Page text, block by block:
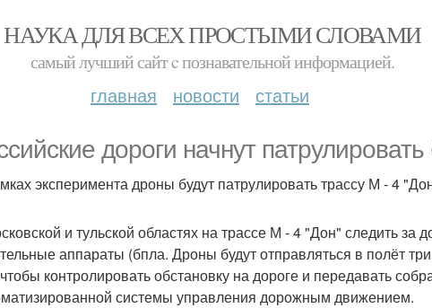
НАУКА ДЛЯ ВСЕХ ПРОСТЫМИ СЛОВАМИ
самый лучший сайт c познавательной информацией.
главная новости статьи
дороги начнут
эксперимента дроны будут патрулировать трассу М - 4
и тульской областях на трассе М - 4 "Дон" следить за
аппараты (бпла. Дроны будут отправляться в полёт
контролировать обстановку на дороге и передавать
системы управления дорожным движением.